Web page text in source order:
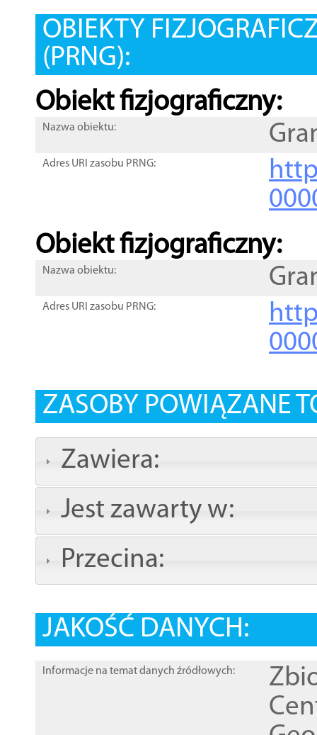
OBIEKTY
(PRNG):
Obiekt fizjograficzny:
Nazwa obiektu:
Adres URI zasobu PRNG:
Obiekt fizjograficzny:
Nazwa obiektu:
Adres URI zasobu PRNG:
ZASOBY POWIĄZANE
Zawiera:
Jest zawarty w:
Przecina:
JAKOŚĆ DANYCH:
Informacje na temat danych źródłowych: